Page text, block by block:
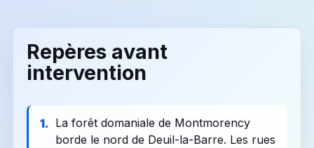
Repères avant
intervention
1. La forêt domaniale de Montmorency
borde le nord de Deuil-la-Barre. Les rues